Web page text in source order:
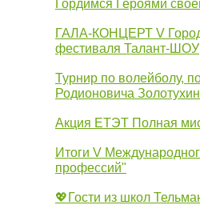
Гордимся Героями
ГАЛА-КОНЦЕРТ V
фестиваля Талант-ШОУ
Турнир по волейболу,
Родионовича
Акция ЕТЭТ Полная
Итоги V
профессий"
💖Гости из школ